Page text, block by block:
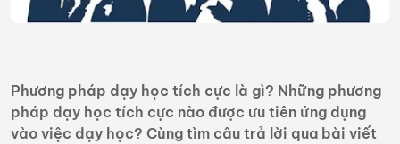
Phương pháp dạy học tích cực là gì? Những phương
pháp dạy học tích cực nào được ưu tiên ứng dụng
vào việc dạy học? Cùng tìm câu trả lời qua bài viết